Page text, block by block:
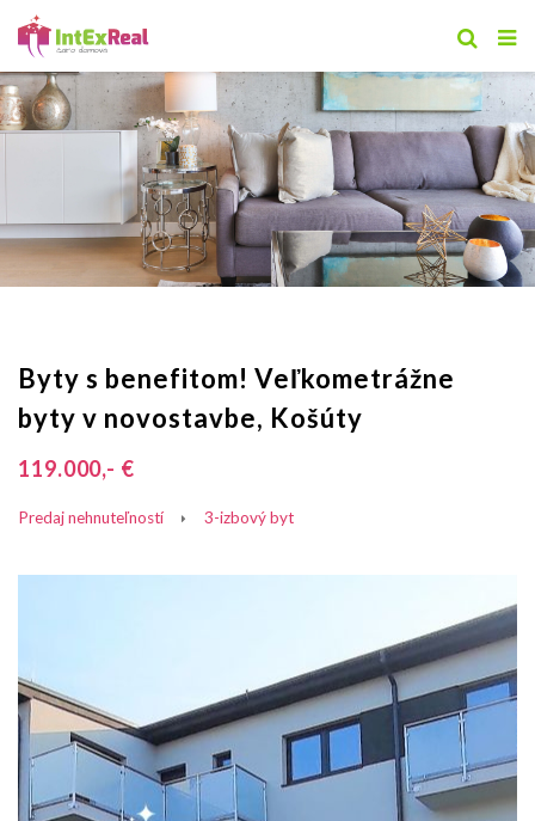
Byty s benefitom! Veľkometrážne
byty v novostavbe, Košúty
119.000,- €
Predaj nehnuteľností 3-izbový byt